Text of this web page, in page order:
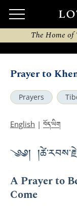
The Home of
Prayer to
Prayers
English | བོད་ཡིག
༄༅།
A Prayer to
Come